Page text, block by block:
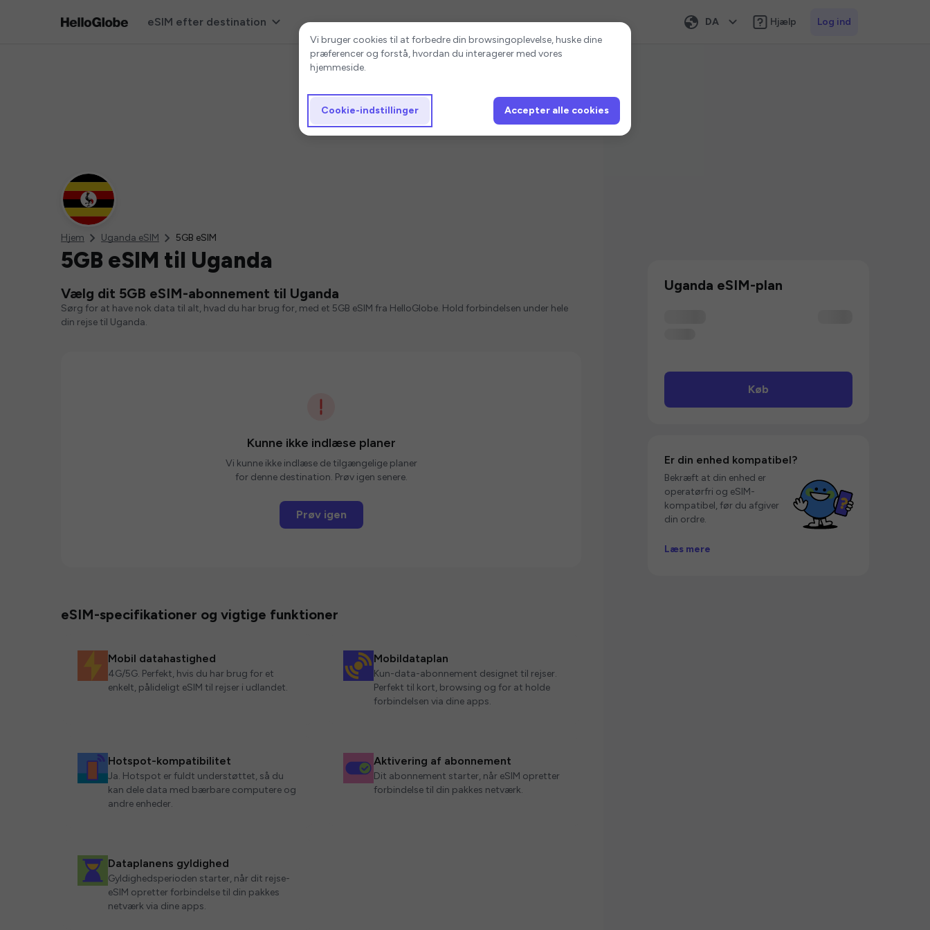
eSIM efter destination DA Hjælp Log ind
Hjem Uganda eSIM 5GB eSIM
5GB eSIM til Uganda
Vælg dit 5GB eSIM-abonnement til Uganda
Sørg for at have nok data til alt, hvad du har brug for, med et 5GB eSIM fra HelloGlobe. Hold forbindelsen under hele
din rejse til Uganda.
Kunne ikke indlæse planer
Vi kunne ikke indlæse de tilgængelige planer
for denne destination. Prøv igen senere.
Prøv igen
eSIM-specifikationer og vigtige funktioner
Mobil datahastighed
4G/5G. Perfekt, hvis du har brug for et
enkelt, pålideligt eSIM til rejser i udlandet.
Mobildataplan
Kun-data-abonnement designet til rejser.
Perfekt til kort, browsing og for at holde
forbindelsen via dine apps.
Hotspot-kompatibilitet
Ja. Hotspot er fuldt understøttet, så du
kan dele data med bærbare computere og
andre enheder.
Aktivering af abonnement
Dit abonnement starter, når eSIM opretter
forbindelse til din pakkes netværk.
Dataplanens gyldighed
Gyldighedsperioden starter, når dit rejse-
eSIM opretter forbindelse til din pakkes
netværk via dine apps.
Uganda eSIM-plan
Køb
Er din enhed kompatibel?
Bekræft at din enhed er
operatørfri og eSIM-
kompatibel, før du afgiver
din ordre.
Læs mere
Cookie-indstillinger
Vi bruger cookies til at forbedre din browsingoplevelse, huske dine
præferencer og forstå, hvordan du interagerer med vores
hjemmeside.
Cookie-indstillinger Accepter alle cookies